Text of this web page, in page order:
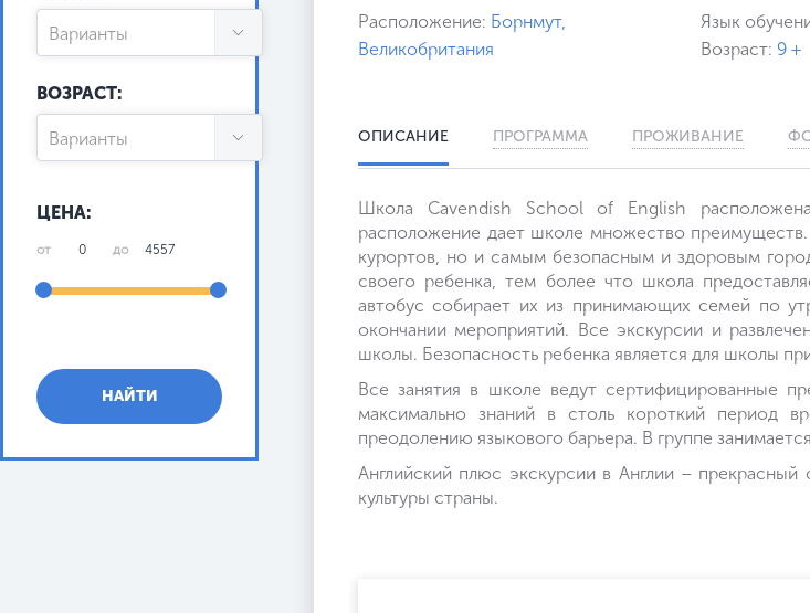
Великобритания
Германия
Ирландия
Испания
Италия
Канада
Кипр
Коста-Рика
Испанский
Китайский
Немецкий
Польский
Французский
Варианты
Весна
Зима
Лето
ВОЗРАСТ:
Варианты
от 10
от 12
от 13
ЦЕНА:
от до
НАЙТИ
Расположение: Борнмут,
Великобритания
Язык
Возраст: 9 +
ОПИСАНИЕ ПРОГРАММА ПРОЖИВАНИЕ
Школа Cavendish School of English
расположение дает школе множество
курортов, но и самым безопасным и здоровым
своего ребенка, тем более что школа
автобус собирает их из принимающих семей по
окончании мероприятий. Все экскурсии и
школы. Безопасность ребенка является для школы
Все занятия в школе ведут сертифицированные
максимально знаний в столь короткий период
преодолению языкового барьера. В группе
Английский плюс экскурсии в Англии – прекрасный
культуры страны.